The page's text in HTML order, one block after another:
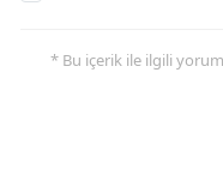
* Bu içerik ile ilgili